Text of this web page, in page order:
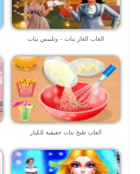
العاب الغاز بنات – وتلبيس بنات
العاب طبخ بنات حقيقية للكبار